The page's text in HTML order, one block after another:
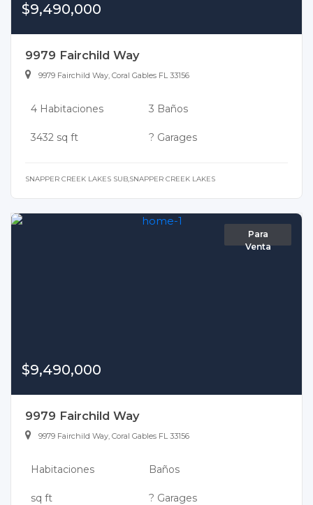
$9,490,000
9979 Fairchild Way
9979 Fairchild Way, Coral Gables FL 33156
4 Habitaciones 3 Baños
3432 sq ft ? Garages
SNAPPER CREEK LAKES SUB,SNAPPER CREEK LAKES
Para
Venta
$9,490,000
9979 Fairchild Way
9979 Fairchild Way, Coral Gables FL 33156
Habitaciones Baños
sq ft ? Garages